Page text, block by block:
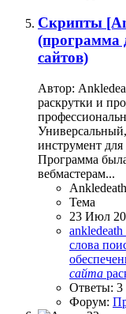
Скрипты
(программа
сайтов)
Автор:
раскрутки и
инструмент
Программа
вебмастерам...
Ankledeath
Тема
23 Июл
ankledeath
слова
сайта
Ответы: 3
Форум: